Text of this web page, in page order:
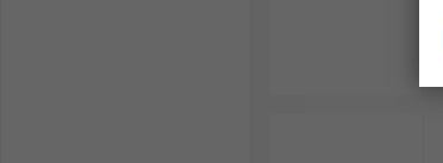
Phoenix Contact：制御盤や配線部品
SIB：耐久性と品質で知られるメーカ
ケーブルグランドは、配線の安全性と信頼